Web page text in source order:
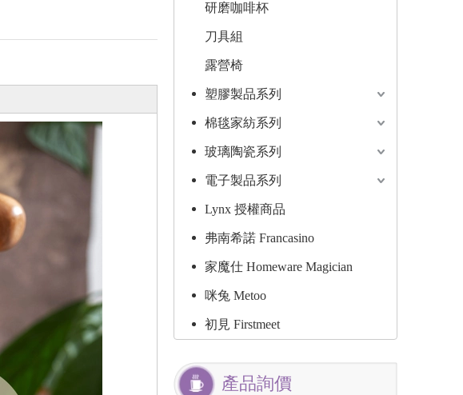
研磨咖啡杯
刀具組
露營椅
塑膠製品系列
棉毯家紡系列
玻璃陶瓷系列
電子製品系列
Lynx 授權商品
弗南希諾 Francasino
家魔仕 Homeware Magician
咪兔 Metoo
初見 Firstmeet
產品詢價